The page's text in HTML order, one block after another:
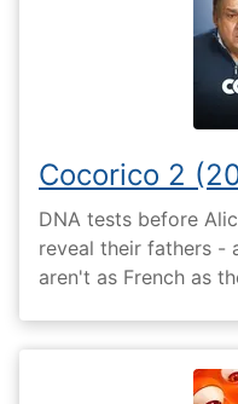
Cocorico 2
DNA tests before
reveal their fathers -
aren't as French as